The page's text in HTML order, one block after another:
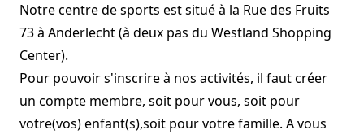
Notre centre de sports est situé à la Rue des Fruits
73 à Anderlecht (à deux pas du Westland Shopping
Center).
Pour pouvoir s'inscrire à nos activités, il faut créer
un compte membre, soit pour vous, soit pour
votre(vos) enfant(s),soit pour votre famille. A vous